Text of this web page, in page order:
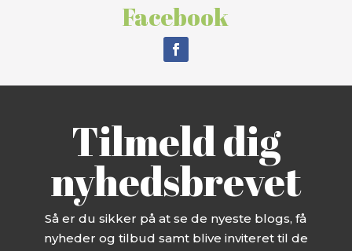
Facebook
Tilmeld dig
nyhedsbrevet
Så er du sikker på at se de nyeste blogs, få
nyheder og tilbud samt blive inviteret til de